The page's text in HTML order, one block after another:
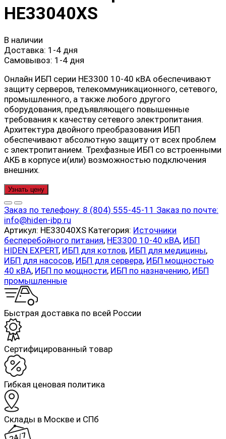
HE33040XS
В наличии
Доставка: 1-4 дня
Самовывоз: 1-4 дня
Онлайн ИБП серии HE3300 10-40 кВА обеспечивают
защиту серверов, телекоммуникационного, сетевого,
промышленного, а также любого другого
оборудования, предъявляющего повышенные
требования к качеству сетевого электропитания.
Архитектура двойного преобразования ИБП
обеспечивают абсолютную защиту от всех проблем
с электропитанием. Трехфазные ИБП со встроенными
АКБ в корпусе и(или) возможностью подключения
внешних.
Узнать цену
Заказ по телефону: 8 (804) 555-45-11 Заказ по почте:
info@hiden-ibp.ru
Артикул: HE33040XS Категория: Источники
бесперебойного питания, HE3300 10-40 кВА, ИБП
HIDEN EXPERT, ИБП для котлов, ИБП для медицины,
ИБП для насосов, ИБП для сервера, ИБП мощностью
40 кВА, ИБП по мощности, ИБП по назначению, ИБП
промышленные
Быстрая доставка по всей России
Cертифицированный товар
Гибкая ценовая политика
Склады в Москве и СПб